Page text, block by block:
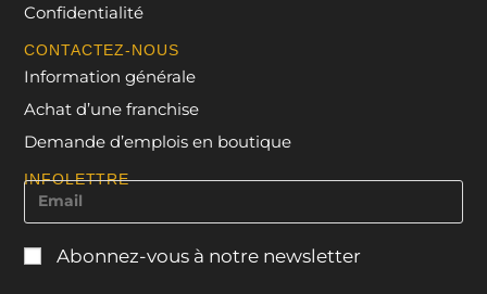
Confidentialité
CONTACTEZ-NOUS
Information générale
Achat d’une franchise
Demande d’emplois en boutique
INFOLETTRE
Abonnez-vous à notre newsletter